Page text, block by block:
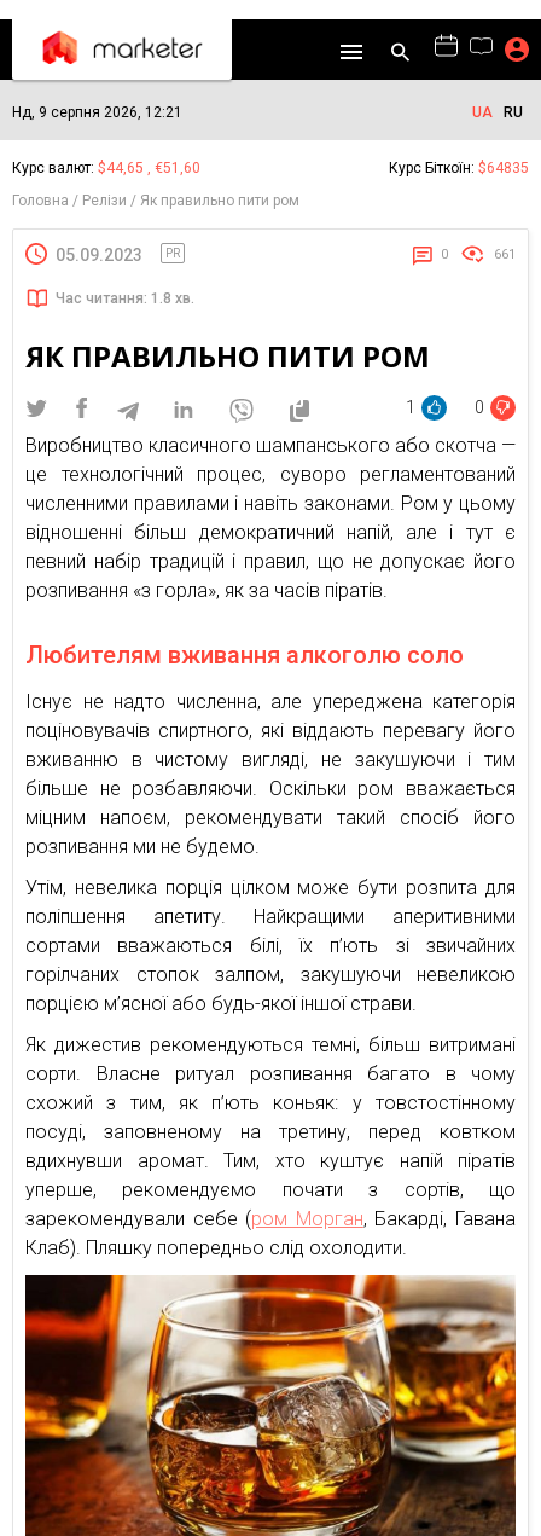
Нд, 9 серпня 2026, 12:21 UA RU
Курс валют: $44,65 , €51,60 Курс Біткоїн: $64835
Головна
Релізи Як правильно пити ром
05.09.2023 PR 0 661
Час читання: 1.8 хв.
ЯК ПРАВИЛЬНО ПИТИ РОМ
1 0
Виробництво класичного шампанського або скотча —
це технологічний процес, суворо регламентований
численними правилами і навіть законами. Ром у цьому
відношенні більш демократичний напій, але і тут є
певний набір традицій і правил, що не допускає його
розпивання «з горла», як за часів піратів.
Любителям вживання алкоголю соло
Існує не надто численна, але упереджена категорія
поціновувачів спиртного, які віддають перевагу його
вживанню в чистому вигляді, не закушуючи і тим
більше не розбавляючи. Оскільки ром вважається
міцним напоєм, рекомендувати такий спосіб його
розпивання ми не будемо.
Утім, невелика порція цілком може бути розпита для
поліпшення апетиту. Найкращими аперитивними
сортами вважаються білі, їх п’ють зі звичайних
горілчаних стопок залпом, закушуючи невеликою
порцією м’ясної або будь-якої іншої страви.
Як дижестив рекомендуються темні, більш витримані
сорти. Власне ритуал розпивання багато в чому
схожий з тим, як п’ють коньяк: у товстостінному
посуді, заповненому на третину, перед ковтком
вдихнувши аромат. Тим, хто куштує напій піратів
уперше, рекомендуємо почати з сортів, що
зарекомендували себе (ром Морган, Бакарді, Гавана
Клаб). Пляшку попередньо слід охолодити.